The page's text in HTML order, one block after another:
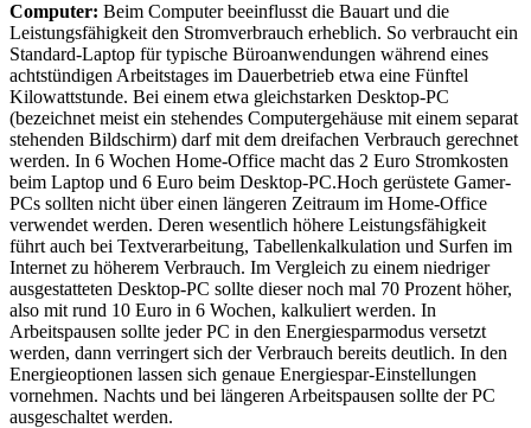
Computer: Beim Computer beeinflusst die Bauart und die
Leistungsfähigkeit den Stromverbrauch erheblich. So verbraucht ein
Standard-Laptop für typische Büroanwendungen während eines
achtstündigen Arbeitstages im Dauerbetrieb etwa eine Fünftel
Kilowattstunde. Bei einem etwa gleichstarken Desktop-PC
(bezeichnet meist ein stehendes Computergehäuse mit einem separat
stehenden Bildschirm) darf mit dem dreifachen Verbrauch gerechnet
werden. In 6 Wochen Home-Office macht das 2 Euro Stromkosten
beim Laptop und 6 Euro beim Desktop-PC.Hoch gerüstete Gamer-
PCs sollten nicht über einen längeren Zeitraum im Home-Office
verwendet werden. Deren wesentlich höhere Leistungsfähigkeit
führt auch bei Textverarbeitung, Tabellenkalkulation und Surfen im
Internet zu höherem Verbrauch. Im Vergleich zu einem niedriger
ausgestatteten Desktop-PC sollte dieser noch mal 70 Prozent höher,
also mit rund 10 Euro in 6 Wochen, kalkuliert werden. In
Arbeitspausen sollte jeder PC in den Energiesparmodus versetzt
werden, dann verringert sich der Verbrauch bereits deutlich. In den
Energieoptionen lassen sich genaue Energiespar-Einstellungen
vornehmen. Nachts und bei längeren Arbeitspausen sollte der PC
ausgeschaltet werden.